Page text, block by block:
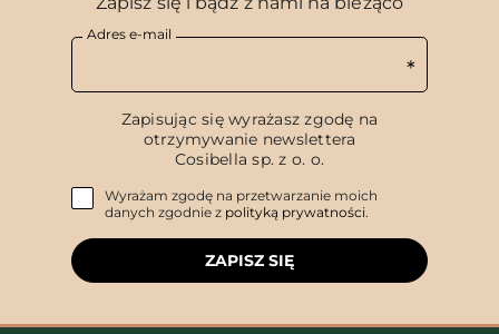
Adres e-mail
Zapisując się wyrażasz zgodę na
otrzymywanie newslettera
Cosibella sp. z o. o.
Wyrażam zgodę na przetwarzanie moich
danych zgodnie z polityką prywatności.
ZAPISZ SIĘ